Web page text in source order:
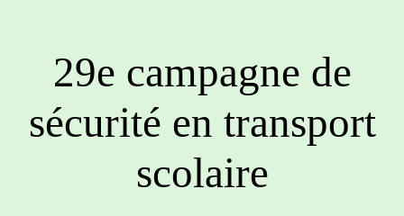
29e campagne de
sécurité en transport
scolaire